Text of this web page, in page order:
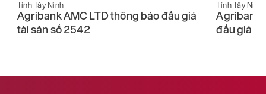
Tỉnh Tây Ninh
Agribank AMC LTD thông báo đấu giá
tài sản số 2542
Tỉnh Tây Ninh
Agribank
đấu giá